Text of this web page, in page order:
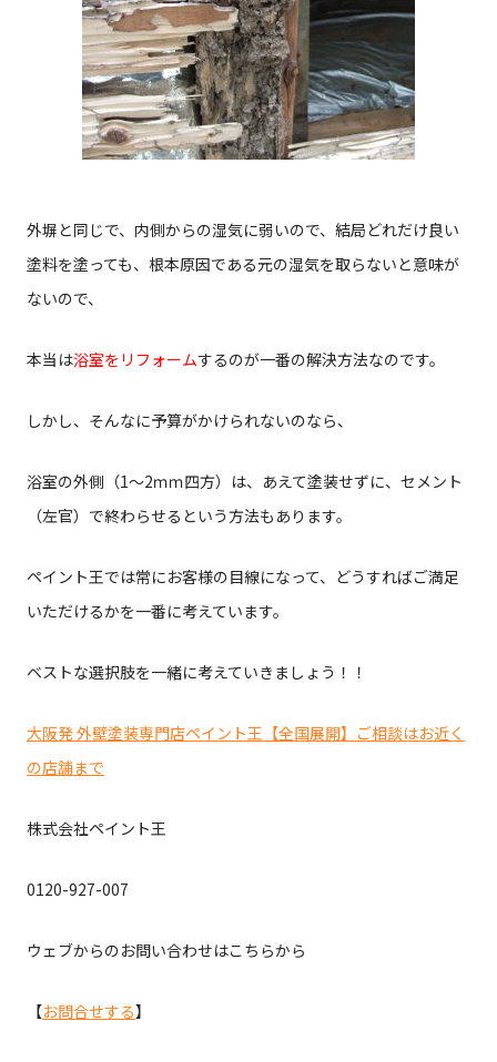
外塀と同じで、内側からの湿気に弱いので、結局どれだけ良い
塗料を塗っても、根本原因である元の湿気を取らないと意味が
ないので、
本当は浴室をリフォームするのが一番の解決方法なのです。
しかし、そんなに予算がかけられないのなら、
浴室の外側（1～2ｍｍ四方）は、あえて塗装せずに、セメント
（左官）で終わらせるという方法もあります。
ペイント王では常にお客様の目線になって、どうすればご満足
いただけるかを一番に考えています。
ベストな選択肢を一緒に考えていきましょう！！
大阪発 外壁塗装専門店ペイント王【全国展開】ご相談はお近く
の店舗まで
株式会社ペイント王
0120-927-007
ウェブからのお問い合わせはこちらから
【お問合せする】